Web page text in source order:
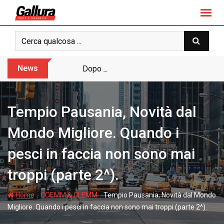
t
e
n
t
News Dopo sette anni arriva l’assoluzione
Tempio Pausania, Novità dal
Mondo Migliore. Quando i
pesci in faccia non sono mai
troppi (parte 2^).
Home-COEMM & CLEMM-Tempio Pausania, Novità dal Mondo
Migliore. Quando i pesci in faccia non sono mai troppi (parte 2^).